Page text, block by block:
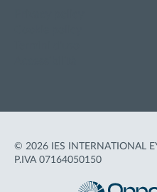
© 2026 IES INTERNATIONAL
P.IVA 07164050150